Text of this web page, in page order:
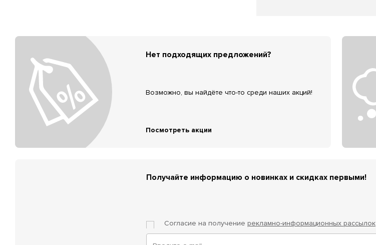
Нет подходящих предложений?
Возможно, вы найдёте что-то среди наших акций!
Посмотреть акции
Получайте информацию о новинках и скидках первыми!
Согласие на получение рекламно-информационных рассылок